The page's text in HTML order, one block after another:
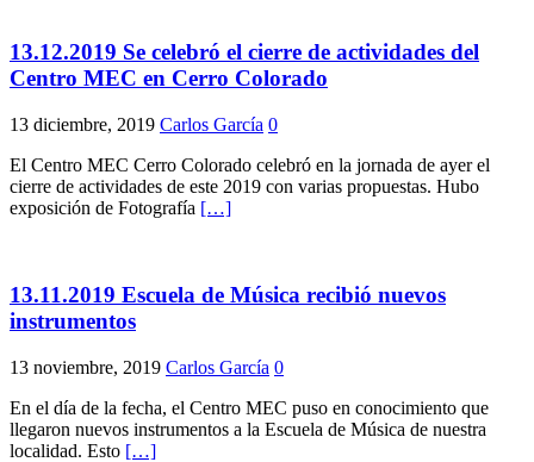
13.12.2019 Se celebró el cierre de actividades del
Centro MEC en Cerro Colorado
13 diciembre, 2019 Carlos García 0
El Centro MEC Cerro Colorado celebró en la jornada de ayer el
cierre de actividades de este 2019 con varias propuestas. Hubo
exposición de Fotografía […]
13.11.2019 Escuela de Música recibió nuevos
instrumentos
13 noviembre, 2019 Carlos García 0
En el día de la fecha, el Centro MEC puso en conocimiento que
llegaron nuevos instrumentos a la Escuela de Música de nuestra
localidad. Esto […]